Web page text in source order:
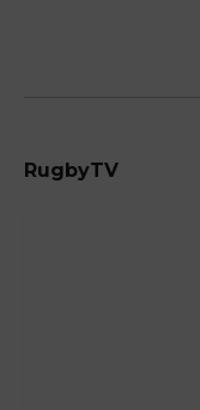
RugbyTV